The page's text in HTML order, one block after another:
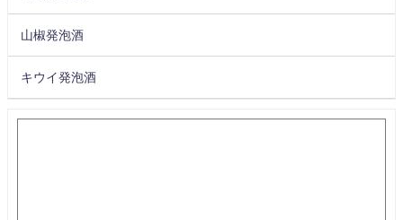
山椒発泡酒
キウイ発泡酒